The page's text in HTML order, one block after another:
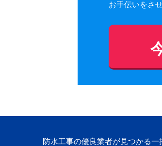
お手伝いをさ
防水工事の優良業者が見つかる一